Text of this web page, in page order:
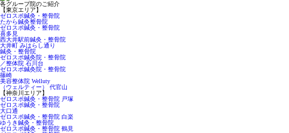
各グループ院のご紹介
【東京エリア】
ゼロスポ鍼灸・整骨院
たから鍼灸整骨院
ゼロスポ鍼灸・整骨院
喜多見
西大井駅前鍼灸・整骨院
大井町 みはらし通り
鍼灸・整骨院
ゼロスポ鍼灸院・整骨院
／整体院 石川台
ゼロスポ鍼灸院・整骨院
篠崎
美容整体院 Welluty
（ウェルティー） 代官山
【神奈川エリア】
ゼロスポ鍼灸・整骨院 戸塚
ゼロスポ鍼灸・整骨院
大口通
ゼロスポ鍼灸・整骨院 白楽
ゆうき鍼灸・整骨院
ゼロスポ鍼灸・整骨院 鶴見